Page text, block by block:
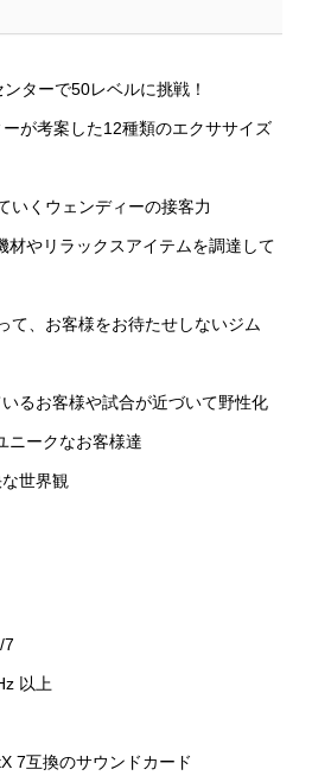
ターで50レベルに挑戦！
が考案した12種類のエクササイズ
いくウェンディーの接客力
材やリラックスアイテムを調達して
て、お客様をお待たせしないジム
るお客様や試合が近づいて野性化
ニークなお客様達
世界観
7
以上
7互換のサウンドカード